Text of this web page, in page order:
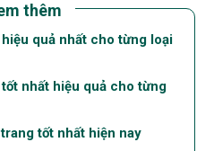
thêm
quả nhất cho từng loại
nhất hiệu quả cho từng
tốt nhất hiện nay